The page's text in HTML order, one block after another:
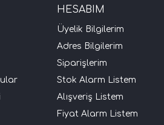
HESABIM
Üyelik Bilgilerim
Adres Bilgilerim
Siparişlerim
Stok Alarm Listem
Alışveriş Listem
Fiyat Alarm Listem